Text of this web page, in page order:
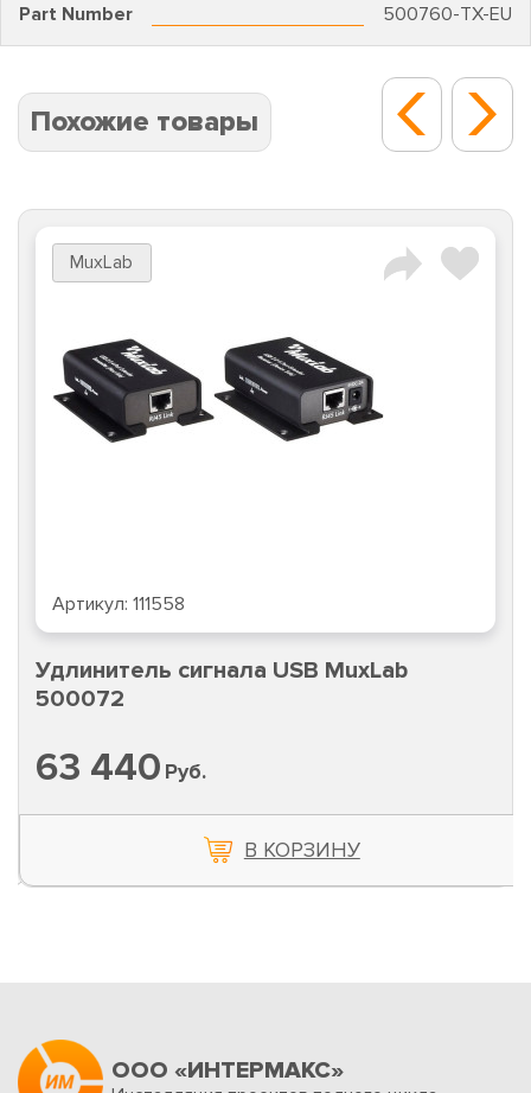
Part Number
500760-TX-EU
Похожие товары
MuxLab
Артикул: 111558
Удлинитель сигнала USB MuxLab
500072
63 440 Руб.
В КОРЗИНУ
ООО «ИНТЕРМАКС»